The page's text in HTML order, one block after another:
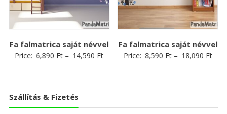
Fa falmatrica saját névvel
Price: 6,890 Ft – 14,590 Ft
Fa falmatrica saját névvel
Price: 8,590 Ft– 18,090 Ft
Szállítás & Fizetés